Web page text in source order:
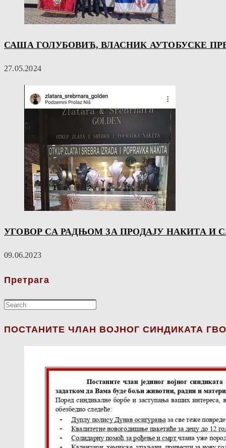
САША ГОЛУБОВИЋ, ВЛАСНИК АУТОБУСКЕ
27.05.2024
УГОВОР СА РАДЊОМ ЗА ПРОДАЈУ НАКИТА И
09.06.2023
Претрага
ПОСТАНИТЕ ЧЛАН ВОЈНОГ СИНДИКАТА